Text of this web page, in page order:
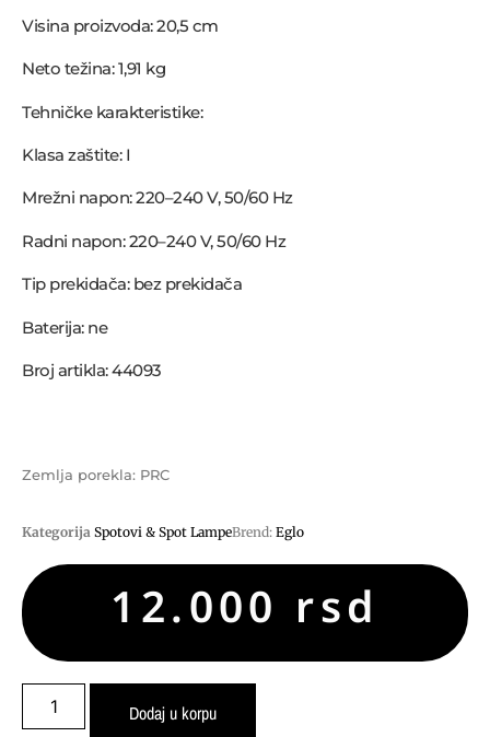
Visina proizvoda: 20,5 cm
Neto težina: 1,91 kg
Tehničke karakteristike:
Klasa zaštite: I
Mrežni napon: 220–240 V, 50/60 Hz
Radni napon: 220–240 V, 50/60 Hz
Tip prekidača: bez prekidača
Baterija: ne
Broj artikla: 44093
Zemlja porekla: PRC
Kategorija Spotovi & Spot LampeBrend: Eglo
12.000 rsd
Dodaj u korpu